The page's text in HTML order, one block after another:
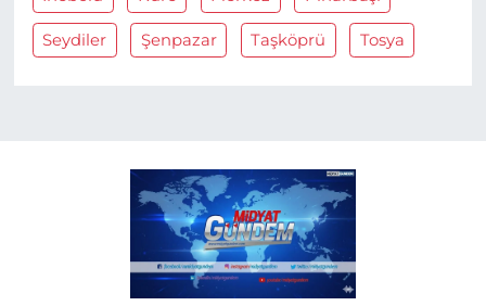
Seydiler Şenpazar Taşköprü Tosya